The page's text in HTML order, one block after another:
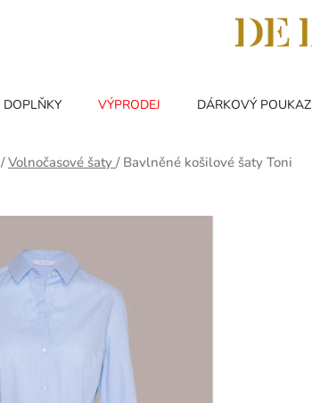
DOPLŇKY VÝPRODEJ DÁRKOVÝ POUKAZ
/ Volnočasové šaty / Bavlněné košilové šaty Toni